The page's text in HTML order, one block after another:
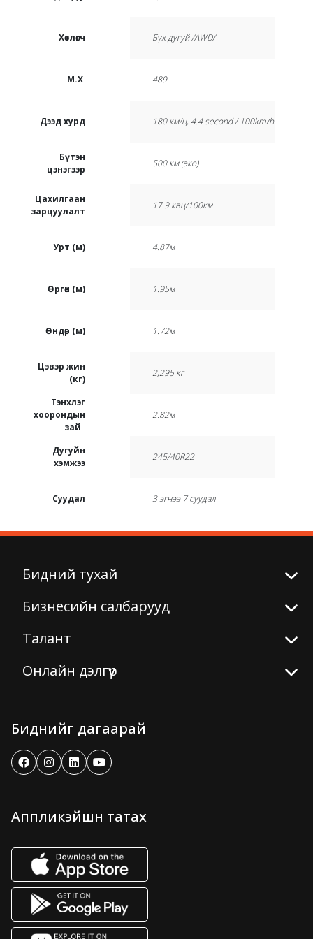
Хөтлөгч Бүх дугуй /AWD/
М.Х 489
Дээд хурд 180 км/ц, 4.4 second / 100km/h
Бүтэн
цэнэгээр
500 км (эко)
Цахилгаан
зарцуулалт
17.9 квц/100км
Урт (м) 4.87м
Өргөн (м) 1.95м
Өндөр (м) 1.72м
Цэвэр жин
(кг)
2,295 кг
Тэнхлэг
хоорондын
зай
2.82м
Дугуйн
хэмжээ
245/40R22
Суудал 3 эгнээ 7 суудал
Бидний тухай
Бизнесийн салбарууд
Талант
Онлайн дэлгүүр
Биднийг дагаарай
Аппликэйшн татах